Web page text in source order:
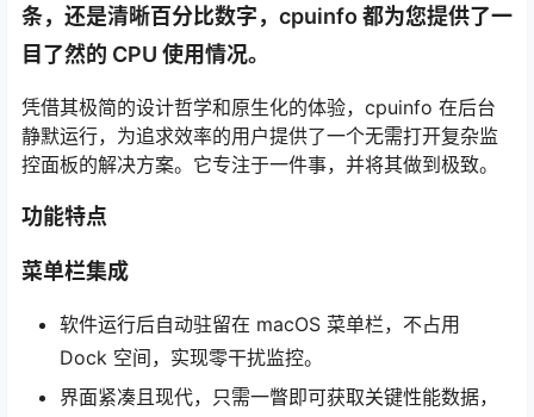
条，还是清晰百分比数字，cpuinfo 都为您提供了一
目了然的 CPU 使用情况。
凭借其极简的设计哲学和原生化的体验，cpuinfo 在后台
静默运行，为追求效率的用户提供了一个无需打开复杂监
控面板的解决方案。它专注于一件事，并将其做到极致。
功能特点
菜单栏集成
软件运行后自动驻留在 macOS 菜单栏，不占用
Dock 空间，实现零干扰监控。
界面紧凑且现代，只需一瞥即可获取关键性能数据，